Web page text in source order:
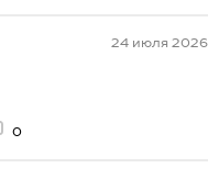
24 июля 2026
0